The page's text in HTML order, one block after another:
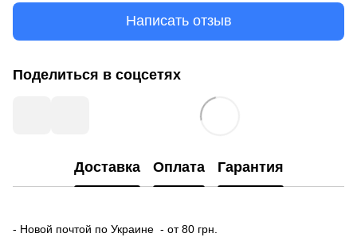
Написать отзыв
Поделиться в соцсетях
Доставка Оплата Гарантия
- Новой почтой по Украине - от 80 грн.